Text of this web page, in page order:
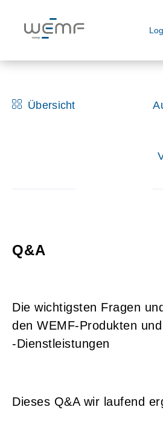
Übersicht
Q&A
Die wichtigsten Fragen
den WEMF-Produkten und
‑Dienstleistungen
Dieses Q&A wir laufend